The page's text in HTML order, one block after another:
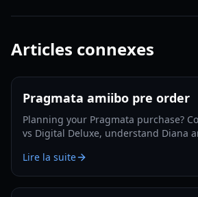
Articles connexes
Pragmata amiibo pre order
Planning your Pragmata purchase?
vs Digital Deluxe, understand Diana
Lire la suite